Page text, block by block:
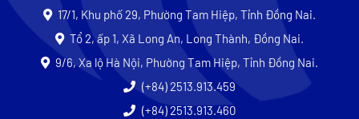
17/1, Khu phố 29, Phường Tam Hiệp, Tỉnh Đồng Nai.
Tổ 2, ấp 1, Xã Long An, Long Thành, Đồng Nai.
9/6, Xa lộ Hà Nội, Phường Tam Hiệp, Tỉnh Đồng Nai.
(+84) 2513.913.459
(+84) 2513.913.460